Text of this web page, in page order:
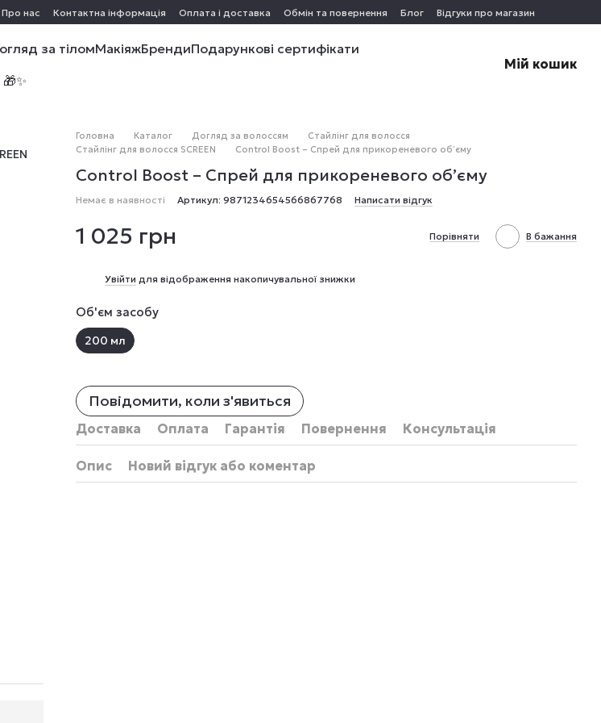
Про нас Контактна інформація Оплата і доставка Обмін та повернення Блог Відгуки про магазин
за тіломМакіяжБрендиПодарункові сертифікати
Мій кошик
Головна Каталог Догляд за волоссям
Стайлінг для волосся
Стайлінг для волосся SCREEN
Control Boost – Спрей для прикореневого об’єму
Control Boost – Спрей для прикореневого об’єму
Немає в наявності Артикул: 9871234654566867768 Написати відгук
1 025 грн Порівняти В бажання
Увійти для відображення накопичувальної знижки
Об'єм засобу
200 мл
Повідомити, коли з'явиться
Доставка Оплата Гарантія Повернення Консультація
Опис Новий відгук або коментар